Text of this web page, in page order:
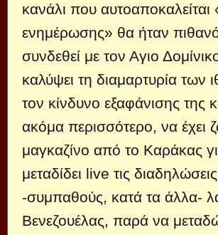
κανάλι που αυτοαποκαλείται
ενημέρωσης» θα ήταν
συνδεθεί με τον Αγιο
καλύψει τη διαμαρτυρία των
τον κίνδυνο εξαφάνισης της
ακόμα περισσότερο, να έχει
μαγκαζίνο από το Καράκας
μεταδίδει live τις
-συμπαθούς, κατά τα άλλα-
Βενεζουέλας, παρά να